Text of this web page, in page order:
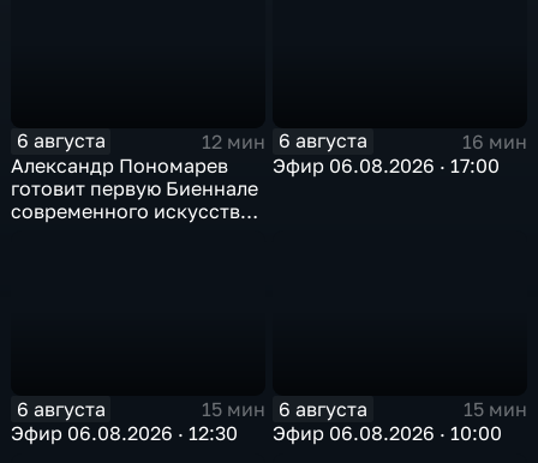
6 августа
12 мин
Александр Пономарев
готовит первую Биеннале
современного искусства
6 августа
16 мин
Эфир 06.08.2026 · 17:00
6 августа
15 мин
Эфир 06.08.2026 · 12:30
6 августа
15 мин
Эфир 06.08.2026 · 10:00